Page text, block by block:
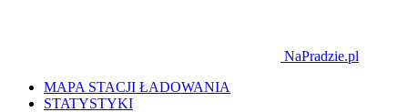
NaPradzie.pl
MAPA STACJI ŁADOWANIA
STATYSTYKI